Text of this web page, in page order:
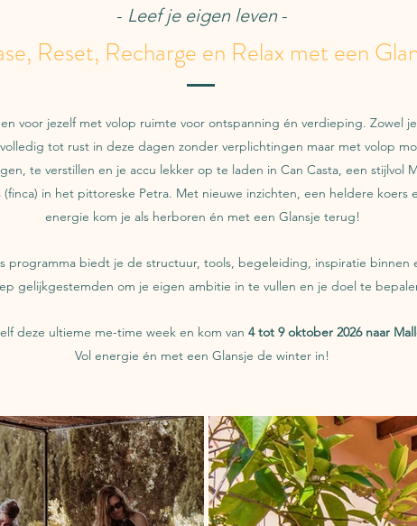
- Leef je eigen leven -
Reset, Recharge en Relax met een
voor jezelf met volop ruimte voor ontspanning én verdieping. Zowel
tot rust in deze dagen zonder verplichtingen maar met volop
te verstillen en je accu lekker op te laden in Can Casta, een stijlvol
in het pittoreske Petra. Met nieuwe inzichten, een heldere koers
energie kom je als herboren én met een Glansje terug!
programma biedt je de structuur, tools, begeleiding, inspiratie binnen
gelijkgestemden om je eigen ambitie in te vullen en je doel te
deze ultieme me-time week en kom van 4 tot 9 oktober 2026 naar
Vol energie én met een Glansje de winter in!